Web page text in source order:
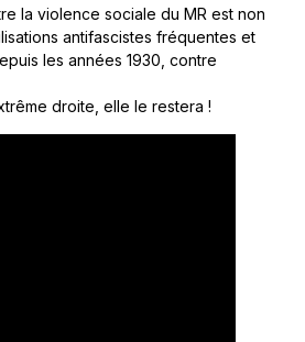
la violence sociale du MR est non
antifascistes fréquentes et
les années 1930, contre
droite, elle le restera !